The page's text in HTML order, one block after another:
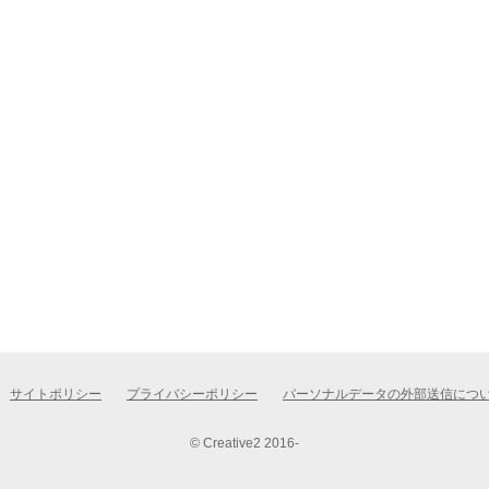
サイトポリシー プライバシーポリシー パーソナルデータの外部送信につ
© Creative2 2016-